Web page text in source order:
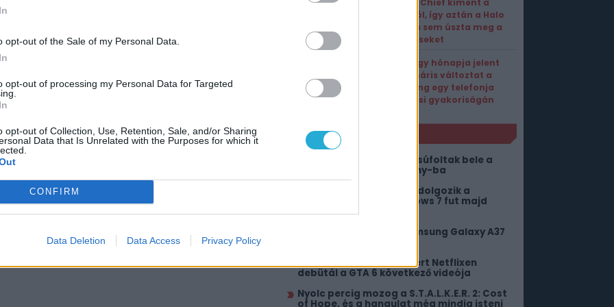
opt-out of the Sale of my Personal Data.
opt-out of processing my Personal Data for Targeted
opt-out of Collection, Use, Retention, Sale, and/or Sharing
Data that Is Unrelated with the Purposes for which it
CONFIRM
Data Deletion Data Access Privacy Policy
hogy a PC Guru tartalmairól véletlenül
is szükségünk lesz a teljes sztori
– Úgy fest, a karácsonyt már a
Master Chief kiment a
divatból, így aztán a Halo
Studios sem úszta meg a
leépítéseket
Alig négy hónapja jelent
meg, máris változtat a
Samsung egy telefonja
frissítési gyakoriságán
AJÁNLÓ
Több mint 150 bolygót zsúfoltak bele a
Star Wars: Zero Company-ba
Aero néven új okosórán dolgozik a
Samsung, de nem Windows 7 fut majd
rajta
Nem lennénk most a Samsung Galaxy A37
Kiakadtak a fanok, amiért Netflixen
debütál a GTA 6 következő videója
Nyolc percig mozog a S.T.A.L.K.E.R. 2: Cost
of Hope, és a hangulat még mindig isteni